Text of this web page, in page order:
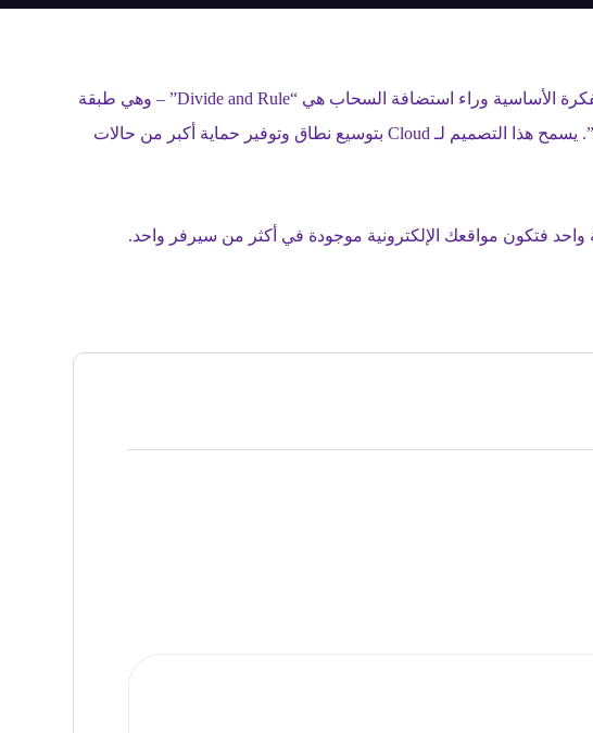
الاستضافة السحابية هى شكل جديد من أشكال استضافة الويب التي اكتسبت شعبية كبيرة في السنوات الأخيرة. والفكرة الأساسية وراء استضافة السحاب هي “Divide and Rule” – وهي طبقة
ظاهرية تسمح بفصل الموارد التي يتطلبها الخادم عبر المثيلات و السيرفرات ، وتُعرف هذه الوحدة المتصلة بـ “Cloud”. يسمح هذا التصميم لـ Cloud بتوسيع نطاق وتوفير حماية أكبر من حالات
فتكون مواقعك الإلكترونية موجودة في أكثر من سيرفر واحد.